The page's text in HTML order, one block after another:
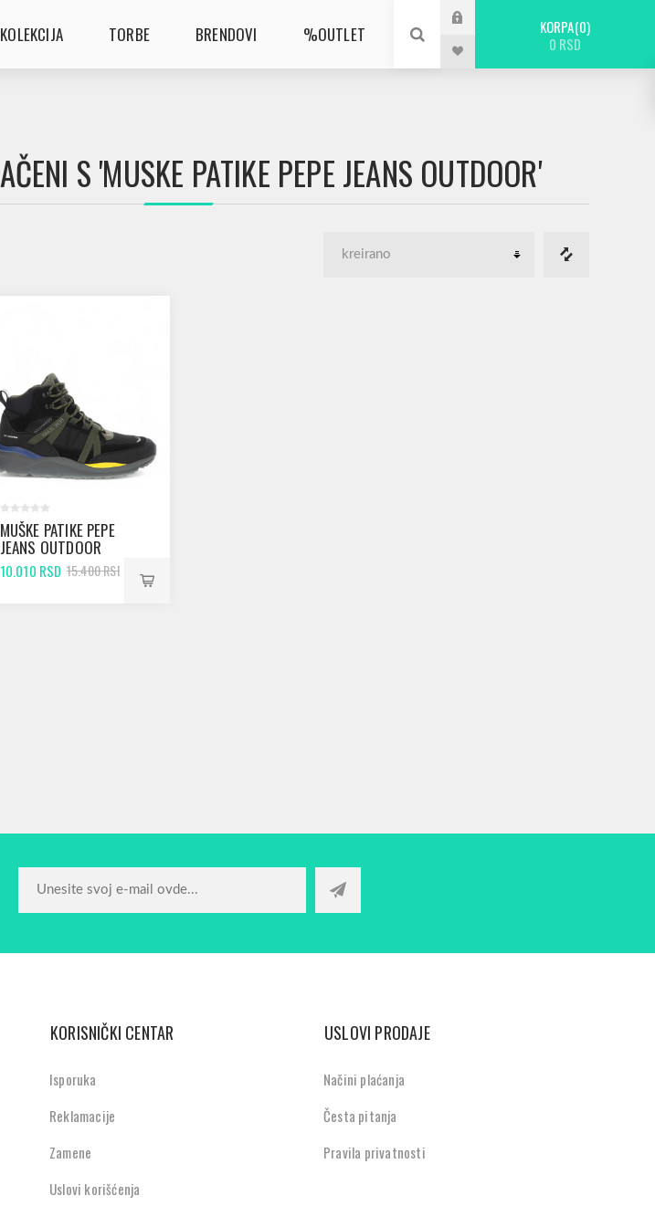
TORBE BRENDOVI %OUTLET KORPA 0
0 RSD
S 'MUSKE PATIKE PEPE JEANS OUTDOOR'
MUŠKE PATIKE PEPE
JEANS OUTDOOR
BOOT BLACK
10.010 RSD 15.400 RSD
KORISNIČKI CENTAR
Isporuka
Reklamacije
Zamene
Uslovi korišćenja
USLOVI PRODAJE
Načini plaćanja
Česta pitanja
Pravila privatnosti